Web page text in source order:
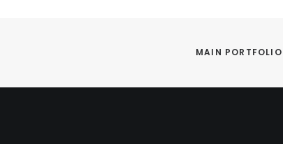
MAIN PORTFOLIO